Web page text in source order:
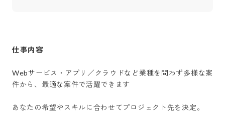
仕事内容
Webサービス・アプリ／クラウドなど業種を問わず多様な案
件から、最適な案件で活躍できます
あなたの希望やスキルに合わせてプロジェクト先を決定。